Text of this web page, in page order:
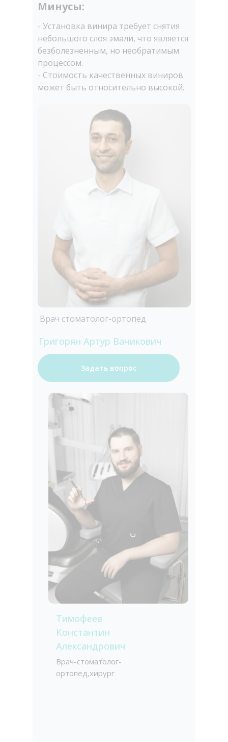
Григорян Артур Вачикович
Врач стоматолог-ортопед
Задать вопрос
Минусы:
- Установка винира требует снятия
небольшого слоя эмали, что является
безболезненным, но необратимым
процессом.
- Стоимость качественных виниров
может быть относительно высокой.
Тимофеев
Константин
Александрович
Врач-стоматолог-
ортопед,хирург